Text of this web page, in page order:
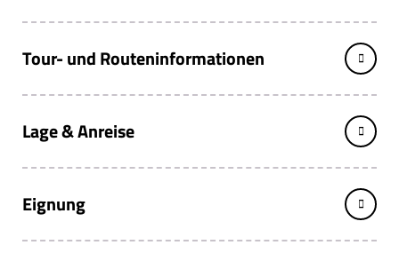
Tour- und Routeninformationen
Lage & Anreise
Eignung